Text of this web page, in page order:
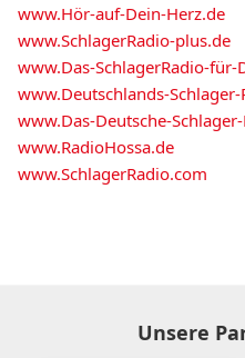
www.Hör-auf-Dein-Herz.de
www.SchlagerRadio-plus.de
www.Das-SchlagerRadio-für-
www.Deutschlands-Schlager-
www.Das-Deutsche-
www.RadioHossa.de
www.SchlagerRadio.com
Unsere